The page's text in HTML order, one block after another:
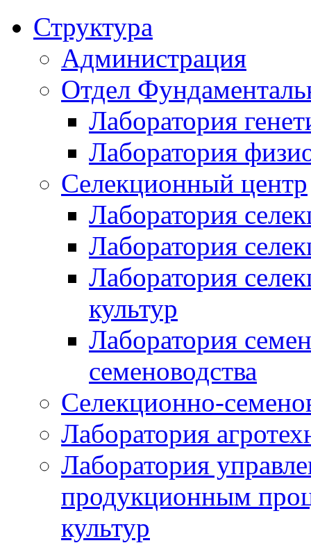
Структура
Администрация
Отдел
Лаборатория
Лаборатория
Селекционный центр
Лаборатория
Лаборатория
Лаборатория
культур
Лаборатория
семеноводства
Селекционно-
Лаборатория
Лаборатория
продукционным
культур